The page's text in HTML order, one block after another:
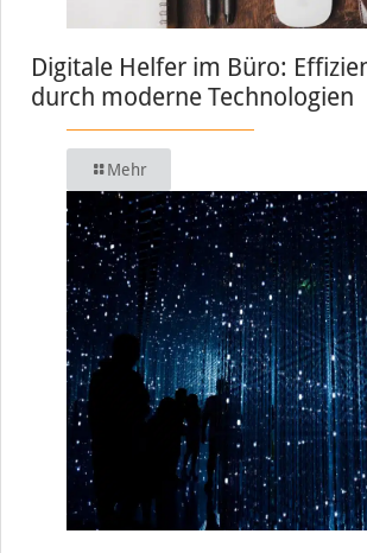
Digitale Helfer im Büro:
durch moderne Technologien
Mehr